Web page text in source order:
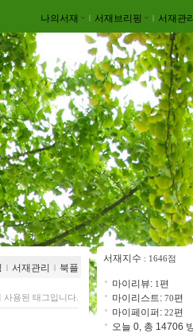
나의서재 ｌ 서재브리핑 ｌ 서재관리
ｌ 서재관리 ｌ 북플
사용된 태그입니다.
서재지수 : 1646점
마이리뷰: 1편
마이리스트: 70편
마이페이퍼: 22편
오늘 0, 총 14706